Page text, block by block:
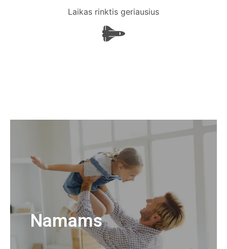
Laikas rinktis geriausius
Namams